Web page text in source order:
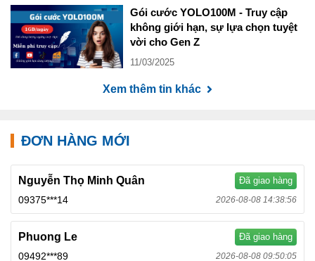
Gói cước YOLO100M - Truy cập
không giới hạn, sự lựa chọn tuyệt
vời cho Gen Z
11/03/2025
Xem thêm tin khác
ĐƠN HÀNG MỚI
Nguyễn Thọ Minh Quân Đã giao hàng
09375***14 2026-08-08 14:38:56
Phuong Le Đã giao hàng
09492***89 2026-08-08 09:50:05